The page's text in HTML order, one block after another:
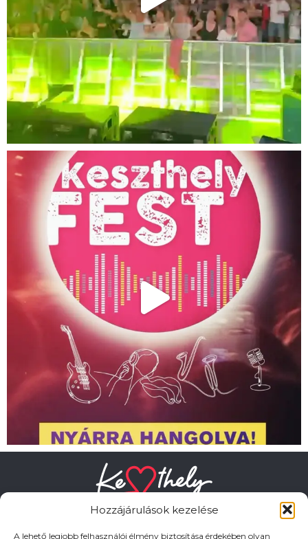
Hozzájárulások kezelése
A lehető legjobb felhasználói élmény biztosítása érdekében olyan